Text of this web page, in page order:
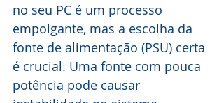
no seu PC é um processo
empolgante, mas a escolha da
fonte de alimentação (PSU) certa
é crucial. Uma fonte com pouca
potência pode causar